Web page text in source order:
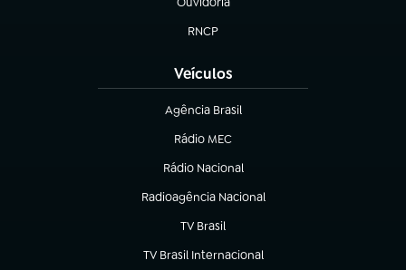
(abre em nova aba)
RNCP
(abre em nova aba)
Veículos
Agência Brasil
(abre em nova aba)
Rádio MEC
(abre em nova aba)
Rádio Nacional
Radioagência Nacional
(abre em nova aba)
TV Brasil
(abre em nova aba)
TV Brasil Internacional
(abre em nova aba)